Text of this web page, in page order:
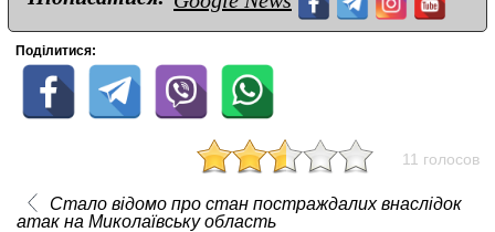
Поділитися:
11 голосов
Стало відомо про стан постраждалих внаслідок
атак на Миколаївську область